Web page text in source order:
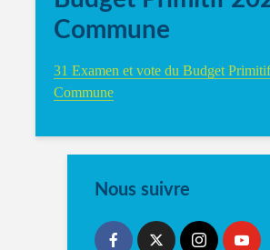
Commune
31 Examen et vote du Budget
Commune
Nous suivre